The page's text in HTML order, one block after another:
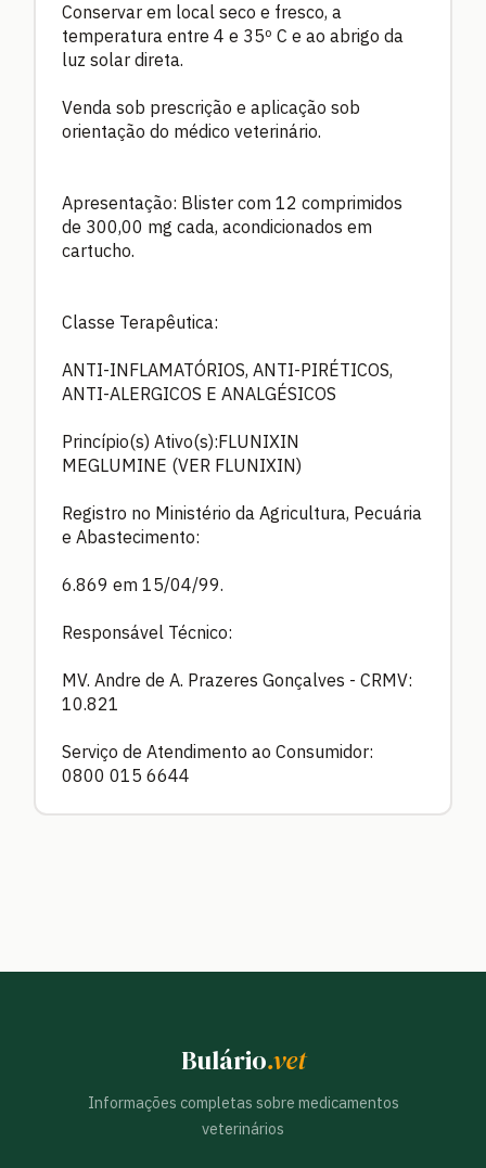
Conservar em local seco e fresco, a
temperatura entre 4 e 35º C e ao abrigo da
luz solar direta.
Venda sob prescrição e aplicação sob
orientação do médico veterinário.
Apresentação: Blister com 12 comprimidos
de 300,00 mg cada, acondicionados em
cartucho.
Classe Terapêutica:
ANTI-INFLAMATÓRIOS, ANTI-PIRÉTICOS,
ANTI-ALERGICOS E ANALGÉSICOS
Princípio(s) Ativo(s):FLUNIXIN
MEGLUMINE (VER FLUNIXIN)
Registro no Ministério da Agricultura, Pecuária
e Abastecimento:
6.869 em 15/04/99.
Responsável Técnico:
MV. Andre de A. Prazeres Gonçalves - CRMV:
10.821
Serviço de Atendimento ao Consumidor:
0800 015 6644
Bulário.vet
Informações completas sobre medicamentos
veterinários